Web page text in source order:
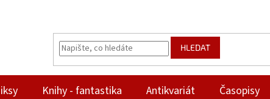
HLEDAT
Knihy - fantastika Antikvariát Časopisy